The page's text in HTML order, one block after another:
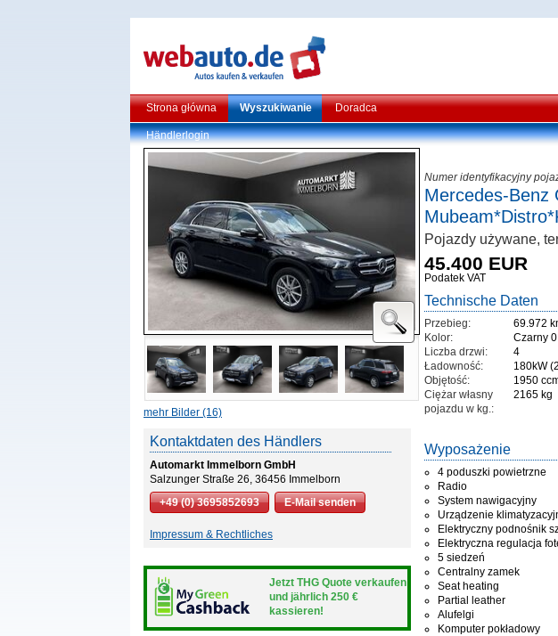
Strona główna Wyszukiwanie Doradca
Händlerlogin
mehr Bilder (16)
Kontaktdaten des Händlers
Automarkt Immelborn GmbH
Salzunger Straße 26, 36456 Immelborn
+49 (0) 3695852693
E-Mail senden
Impressum & Rechtliches
Jetzt THG Quote verkaufen
und jährlich 250 €
kassieren!
Numer identyfikacyjny
Mercedes-Benz
Pojazdy używane,
45.400 EUR
Podatek VAT
Technische Daten
Przebieg:
69.972
Kolor:
Czarny
Liczba drzwi:
4
Ładowność:
180kW
Objętość:
1950
Ciężar własny
pojazdu w kg.:
2165 kg
Wyposażenie
4 poduszki powietrzne
Radio
System nawigacyjny
Urządzenie
Elektryczny podnośnik
Elektryczna regulacja
5 siedzeń
Centralny zamek
Seat heating
Partial leather
Alufelgi
Komputer pokładowy